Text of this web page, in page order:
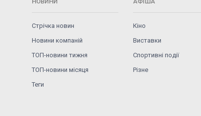
Стрічка новин
Новини компаній
ТОП-новини тижня
ТОП-новини місяця
Теги
Кіно
Виставки
Спортивні події
Різне